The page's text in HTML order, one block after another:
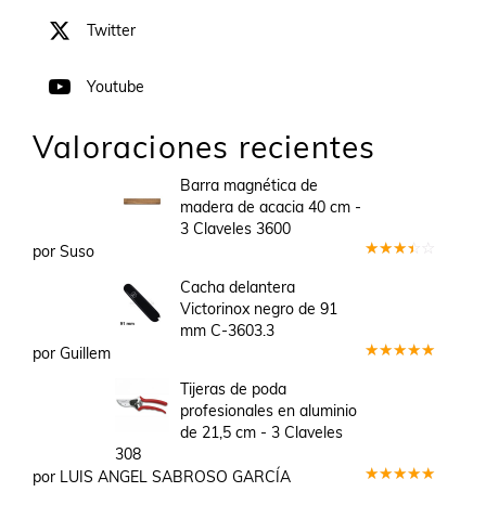
Twitter
Youtube
Valoraciones recientes
Barra magnética de
madera de acacia 40 cm -
3 Claveles 3600
por Suso
Cacha delantera
Victorinox negro de 91
mm C-3603.3
por Guillem
Tijeras de poda
profesionales en aluminio
de 21,5 cm - 3 Claveles
308
por LUIS ANGEL SABROSO GARCÍA